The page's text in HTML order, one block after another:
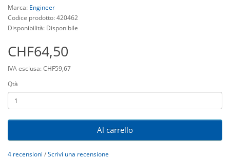
Marca: Engineer
Codice prodotto: 420462
Disponibilità: Disponibile
CHF64,50
IVA esclusa: CHF59,67
Qtà
Al carrello
4 recensioni /Scrivi una recensione